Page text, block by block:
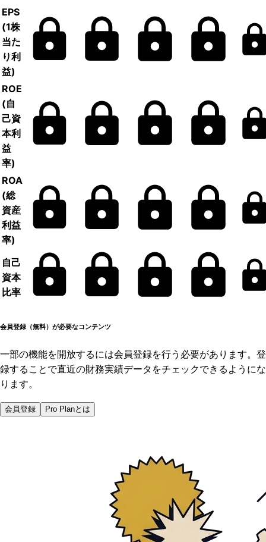
EPS
(1株
当た
り利
益)
ROE
(自
己資
本利
益
率)
ROA
(総
資産
利益
率)
自己
資本
比率
会員登録（無料）が必要なコンテンツ
一部の機能を開放するには会員登録を行う必要があります。登
録することで直近の財務実績データをチェックできるようにな
ります。
会員登録 Pro Planとは